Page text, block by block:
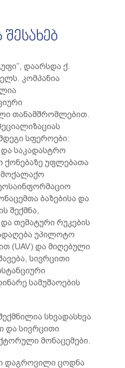
დაარსდა ქ.
კომპანია
თანამშრომლებით.
სფეროები:
საკადასტრო
ქონებაზე უფლებათა
ბაზებისა და
შექმნა,
თემატური რუკების
უპილოტო
(UAV) და მიღებული
სივრცითი
სამუშაოების
სხვადასხვა
და სივრცითი
მონაცემები.
დაგროვილი ცოდნა